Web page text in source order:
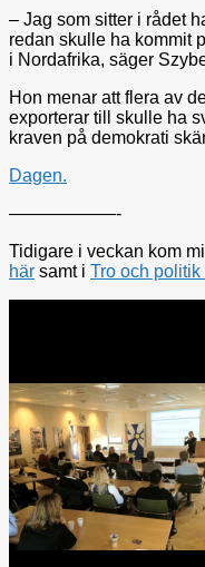
– Jag som sitter i rådet
redan skulle ha kommit
i Nordafrika, säger
Hon menar att flera av
exporterar till skulle ha
kraven på demokrati
Dagen.
——————-
Tidigare i veckan kom
här samt i Tro och politik